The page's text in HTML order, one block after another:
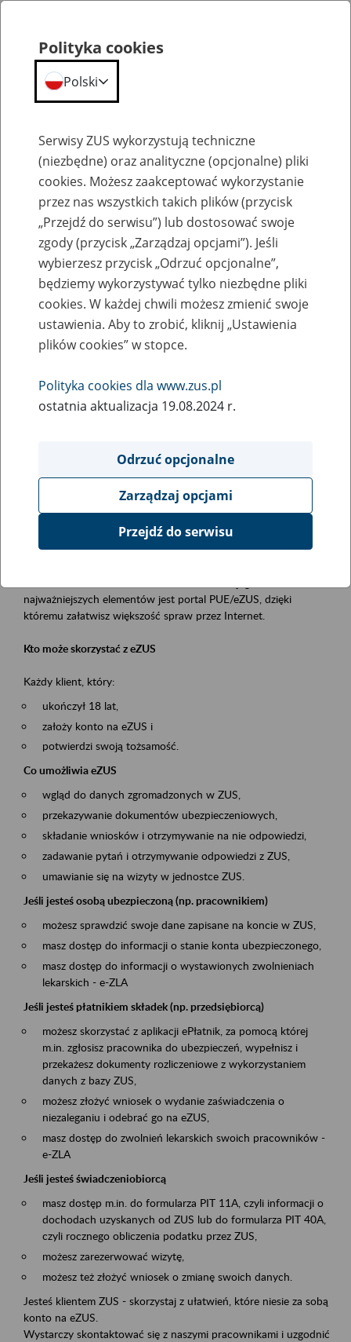
Szkolenia
Zaproś ZUS do siebie - zakładanie profili
eZUS w siedzibie Twojej firmy
Rodzaj wydarzenia
Szkolenia
Obszar merytoryczny
obsługa klientów
Opis wydarzenia
Platforma Usług Elektronicznych ZUS eZUS
najważniejszych elementów jest portal PUE/eZUS, dzięki
któremu załatwisz większość spraw przez Internet.
Kto może skorzystać z eZUS
Każdy klient, który:
ukończył 18 lat,
założy konto na eZUS i
potwierdzi swoją tożsamość.
Co umożliwia eZUS
wgląd do danych zgromadzonych w ZUS,
przekazywanie dokumentów ubezpieczeniowych,
składanie wniosków i otrzymywanie na nie odpowiedzi,
zadawanie pytań i otrzymywanie odpowiedzi z ZUS,
umawianie się na wizyty w jednostce ZUS.
Jeśli jesteś osobą ubezpieczoną (np. pracownikiem)
możesz sprawdzić swoje dane zapisane na koncie w ZUS,
masz dostęp do informacji o stanie konta ubezpieczonego,
masz dostęp do informacji o wystawionych zwolnieniach
lekarskich - e-ZLA
Jeśli jesteś płatnikiem składek (np. przedsiębiorcą)
możesz skorzystać z aplikacji ePłatnik, za pomocą której
m.in. zgłosisz pracownika do ubezpieczeń, wypełnisz i
przekażesz dokumenty rozliczeniowe z wykorzystaniem
danych z bazy ZUS,
możesz złożyć wniosek o wydanie zaświadczenia o
niezaleganiu i odebrać go na eZUS,
masz dostęp do zwolnień lekarskich swoich pracowników -
e-ZLA
Jeśli jesteś świadczeniobiorcą
masz dostęp m.in. do formularza PIT 11A, czyli informacji o
dochodach uzyskanych od ZUS lub do formularza PIT 40A,
czyli rocznego obliczenia podatku przez ZUS,
możesz zarezerwować wizytę,
możesz też złożyć wniosek o zmianę swoich danych.
Jesteś klientem ZUS - skorzystaj z ułatwień, które niesie za sobą
konto na eZUS.
Wystarczy skontaktować się z naszymi pracownikami i uzgodnić
Polityka cookies
Polski
Serwisy ZUS wykorzystują techniczne
(niezbędne) oraz analityczne (opcjonalne) pliki
cookies. Możesz zaakceptować wykorzystanie
przez nas wszystkich takich plików (przycisk
„Przejdź do serwisu”) lub dostosować swoje
zgody (przycisk „Zarządzaj opcjami”). Jeśli
wybierzesz przycisk „Odrzuć opcjonalne”,
będziemy wykorzystywać tylko niezbędne pliki
cookies. W każdej chwili możesz zmienić swoje
ustawienia. Aby to zrobić, kliknij „Ustawienia
plików cookies” w stopce.
Polityka cookies dla www.zus.pl
ostatnia aktualizacja 19.08.2024 r.
Odrzuć opcjonalne
Zarządzaj opcjami
Przejdź do serwisu